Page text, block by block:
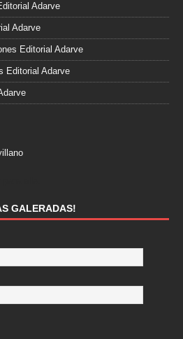
Adarve
Adarve
Editorial Adarve
Editorial Adarve
GALERADAS!